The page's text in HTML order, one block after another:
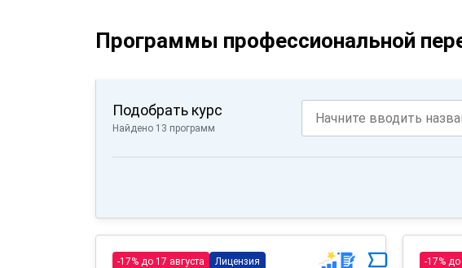
Программы профессиональной
Подобрать курс
Найдено 13 программ
-17% до 17 августа Лицензия -17% до